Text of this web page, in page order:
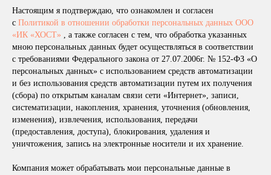
Настоящим я подтверждаю, что ознакомлен и согласен
с Политикой в отношении обработки персональных данных ООО
«ИК «ХОСТ» , а также согласен с тем, что обработка указанных
мною персональных данных будет осуществляться в соответствии
с требованиями Федерального закона от 27.07.2006г. № 152-ФЗ «О
персональных данных» с использованием средств автоматизации
и без использования средств автоматизации путем их получения
(сбора) по открытым каналам связи сети «Интернет», записи,
систематизации, накопления, хранения, уточнения (обновления,
изменения), извлечения, использования, передачи
(предоставления, доступа), блокирования, удаления и
уничтожения, запись на электронные носители и их хранение.
Компания может обрабатывать мои персональные данные в